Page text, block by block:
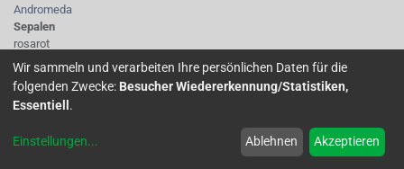
Andromeda
Sepalen
rosarot
Korolle/Petalen
helllila
Knospe/Blüte
einfach, mittelgross
stehend
Wir sammeln und verarbeiten Ihre persönlichen Daten für die
folgenden Zwecke: Besucher Wiedererkennung/Statistiken,
Essentiell .
Einstellungen... Ablehnen Akzeptieren